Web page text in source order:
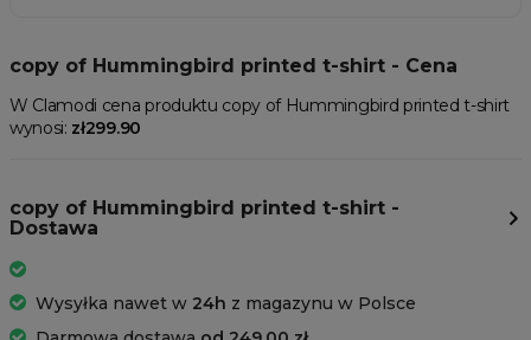
copy of Hummingbird printed t-shirt - Cena
W Clamodi cena produktu copy of Hummingbird printed t-shirt
wynosi: zł299.90
copy of Hummingbird printed t-shirt -
Dostawa
Wysyłka nawet w 24h z magazynu w Polsce